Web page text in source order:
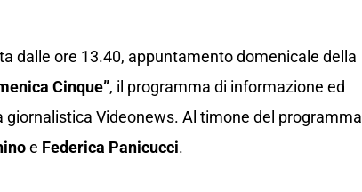
dalle ore 13.40, appuntamento domenicale della
Cinque”, il programma di informazione ed
Videonews. Al timone del programma
e Federica Panicucci.